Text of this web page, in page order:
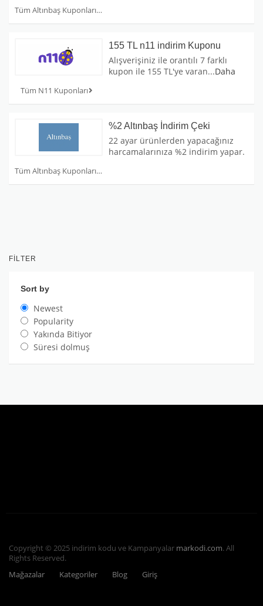
Tüm Altınbaş Kuponları
Tüm N11 Kuponları
155 TL n11 indirim Kuponu
Alışverişiniz ile orantılı 7 farklı
kupon ile 155 TL'ye varan...Daha
Tüm Altınbaş Kuponları
%2 Altınbaş İndirim Çeki
22 ayar ürünlerden yapacağınız
harcamalarınıza %2 indirim yapar.
FILTER
Sort by
Newest
Popularity
Yakında Bitiyor
Süresi dolmuş
Copyright © 2025 indirim kodu ve Kampanyalar markodi.com. All
Rights Reserved.
Mağazalar
Kategoriler Blog Giriş